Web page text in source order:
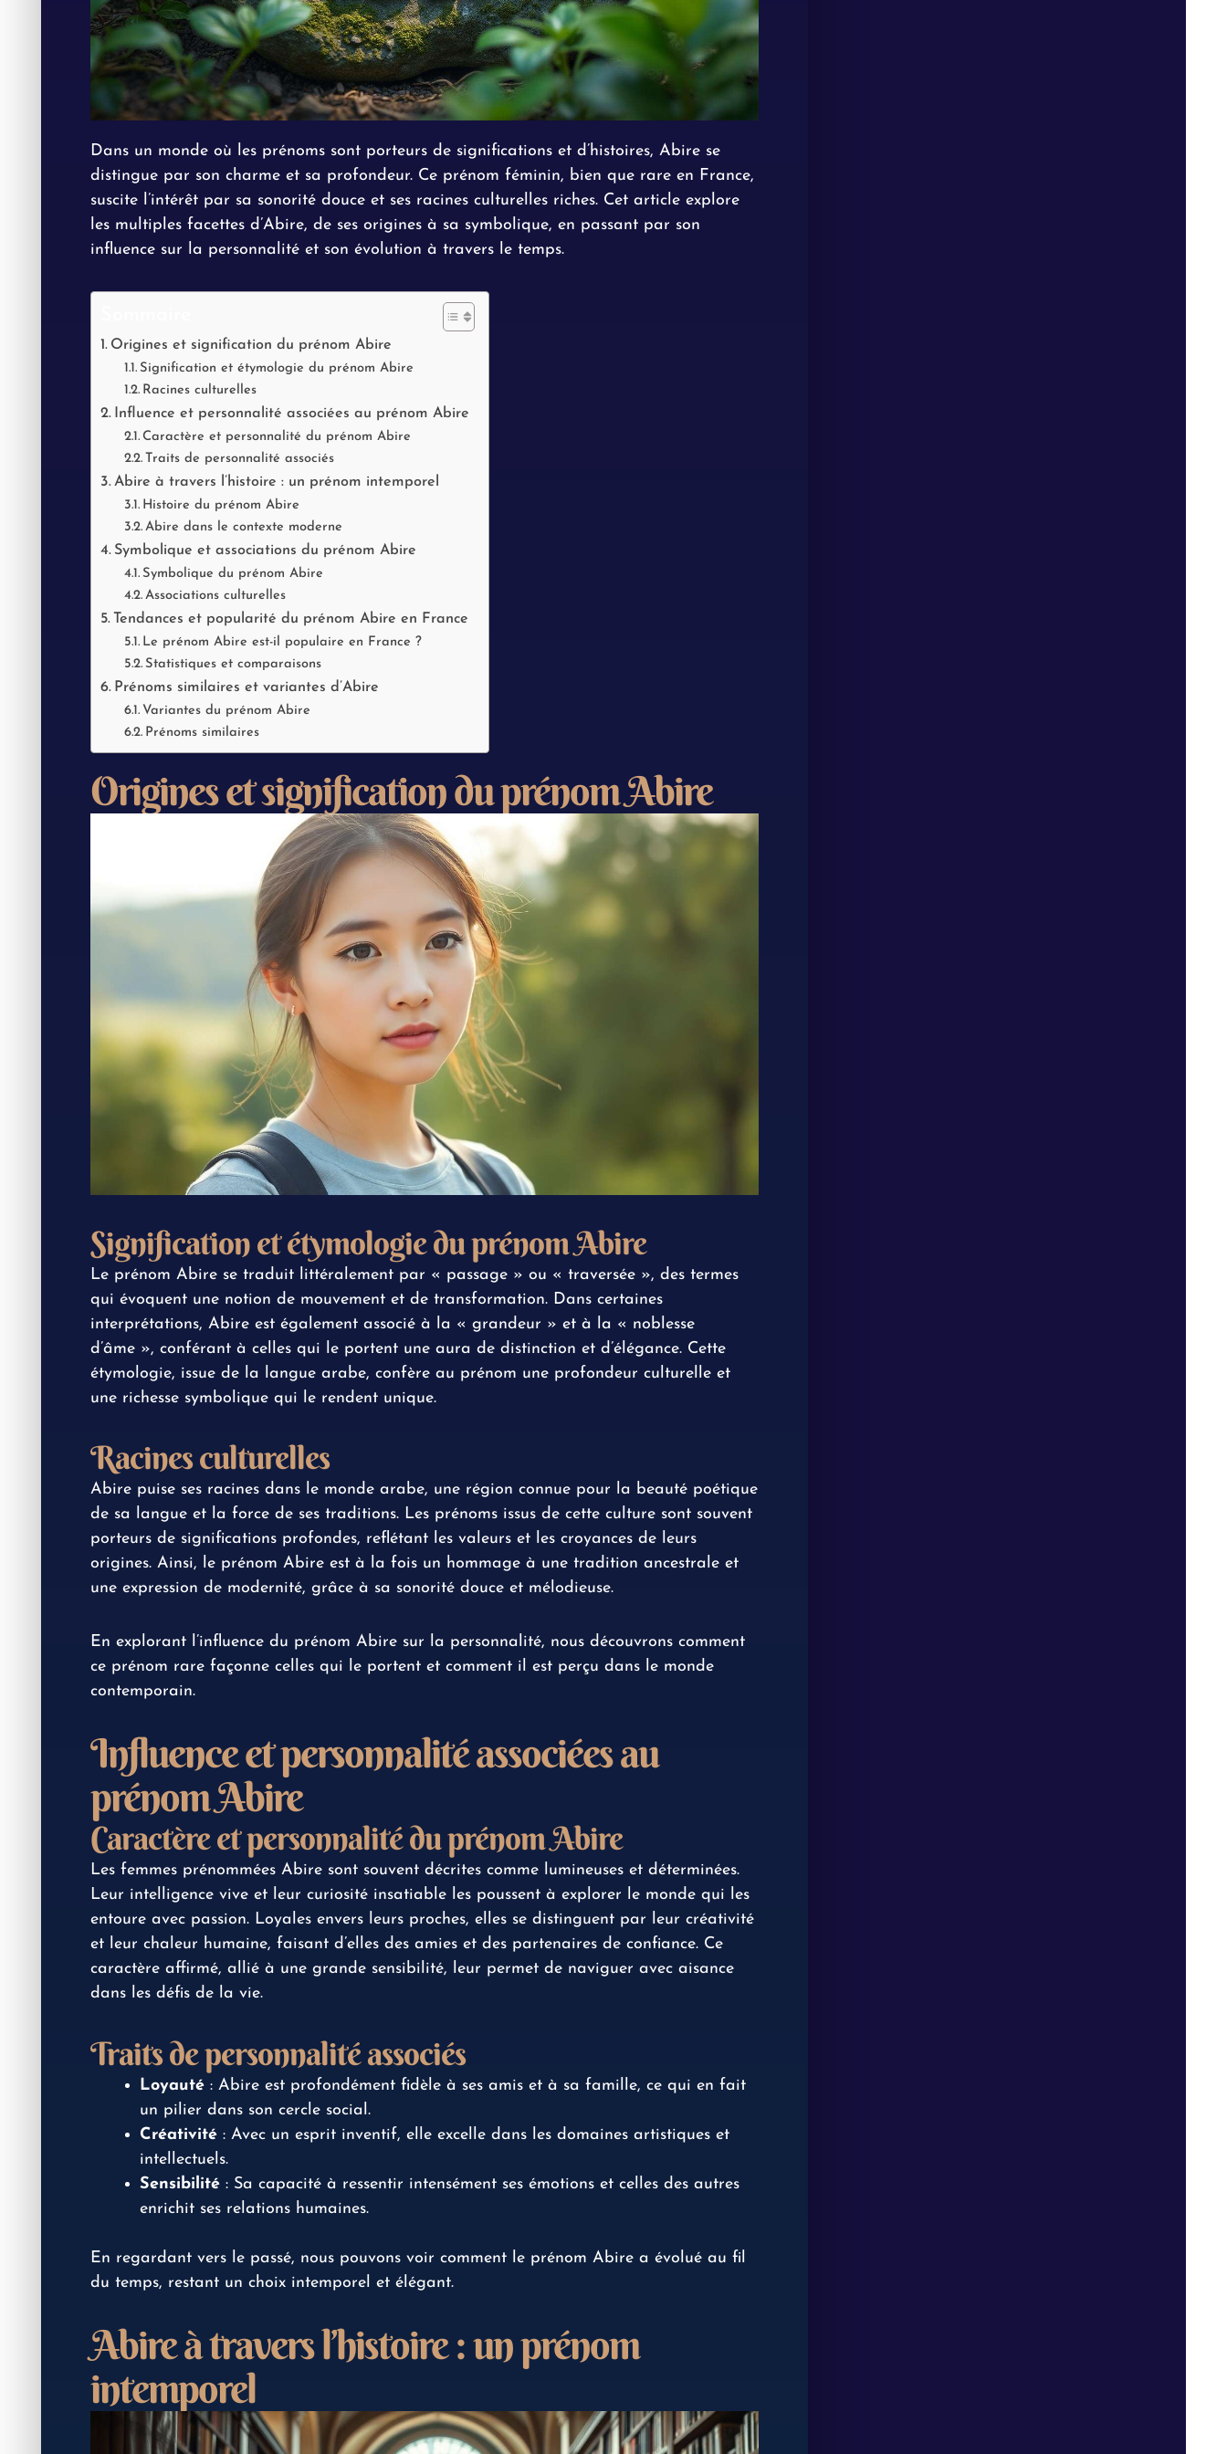
Dans un monde où les prénoms sont porteurs de significations et d’histoires, Abire se
distingue par son charme et sa profondeur. Ce prénom féminin, bien que rare en France,
suscite l’intérêt par sa sonorité douce et ses racines culturelles riches. Cet article explore
les multiples facettes d’Abire, de ses origines à sa symbolique, en passant par son
influence sur la personnalité et son évolution à travers le temps.
Origines et signification du prénom Abire
Signification et étymologie du prénom Abire
Racines culturelles
Influence et personnalité associées au prénom Abire
Caractère et personnalité du prénom Abire
Traits de personnalité associés
Abire à travers l’histoire : un prénom intemporel
Histoire du prénom Abire
Abire dans le contexte moderne
Symbolique et associations du prénom Abire
Symbolique du prénom Abire
Associations culturelles
Tendances et popularité du prénom Abire en France
Le prénom Abire est-il populaire en France ?
Statistiques et comparaisons
Prénoms similaires et variantes d’Abire
Variantes du prénom Abire
Prénoms similaires
Origines et signification du prénom Abire
Signification et étymologie du prénom Abire
Le prénom Abire se traduit littéralement par « passage » ou « traversée », des termes
qui évoquent une notion de mouvement et de transformation. Dans certaines
interprétations, Abire est également associé à la « grandeur » et à la « noblesse
d’âme », conférant à celles qui le portent une aura de distinction et d’élégance. Cette
étymologie, issue de la langue arabe, confère au prénom une profondeur culturelle et
une richesse symbolique qui le rendent unique.
Racines culturelles
Abire puise ses racines dans le monde arabe, une région connue pour la beauté poétique
de sa langue et la force de ses traditions. Les prénoms issus de cette culture sont souvent
porteurs de significations profondes, reflétant les valeurs et les croyances de leurs
origines. Ainsi, le prénom Abire est à la fois un hommage à une tradition ancestrale et
une expression de modernité, grâce à sa sonorité douce et mélodieuse.
En explorant l’influence du prénom Abire sur la personnalité, nous découvrons comment
ce prénom rare façonne celles qui le portent et comment il est perçu dans le monde
contemporain.
Influence et personnalité associées au
prénom Abire
Caractère et personnalité du prénom Abire
Les femmes prénommées Abire sont souvent décrites comme lumineuses et déterminées.
Leur intelligence vive et leur curiosité insatiable les poussent à explorer le monde qui les
entoure avec passion. Loyales envers leurs proches, elles se distinguent par leur créativité
et leur chaleur humaine, faisant d’elles des amies et des partenaires de confiance. Ce
caractère affirmé, allié à une grande sensibilité, leur permet de naviguer avec aisance
dans les défis de la vie.
Traits de personnalité associés
Loyauté : Abire est profondément fidèle à ses amis et à sa famille, ce qui en fait
un pilier dans son cercle social.
Créativité : Avec un esprit inventif, elle excelle dans les domaines artistiques et
intellectuels.
Sensibilité : Sa capacité à ressentir intensément ses émotions et celles des autres
enrichit ses relations humaines.
En regardant vers le passé, nous pouvons voir comment le prénom Abire a évolué au fil
du temps, restant un choix intemporel et élégant.
Abire à travers l’histoire : un prénom
intemporel